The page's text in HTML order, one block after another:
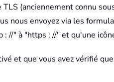
(anciennement connu
nous envoyez via les
//" à "https : //" et qu'une
et que vous avez vérifié